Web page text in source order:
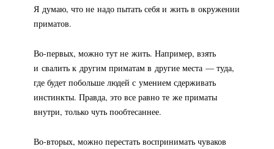
Я думаю, что не надо пытать себя и жить в окружении
приматов.
Во-первых, можно тут не жить. Например, взять
и свалить к другим приматам в другие места — туда,
где будет побольше людей с умением сдерживать
инстинкты. Правда, это все равно те же приматы
внутри, только чуть пообтесаннее.
Во-вторых, можно перестать воспринимать чуваков